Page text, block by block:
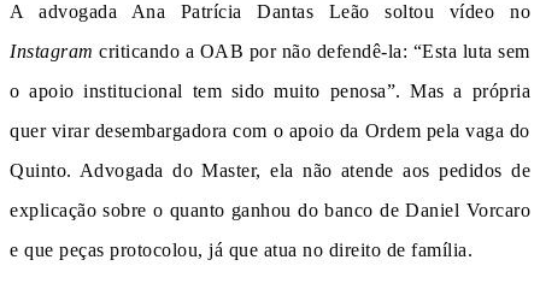
A advogada Ana Patrícia Dantas Leão soltou vídeo no
Instagram criticando a OAB por não defendê-la: “Esta luta sem
o apoio institucional tem sido muito penosa”. Mas a própria
quer virar desembargadora com o apoio da Ordem pela vaga do
Quinto. Advogada do Master, ela não atende aos pedidos de
explicação sobre o quanto ganhou do banco de Daniel Vorcaro
e que peças protocolou, já que atua no direito de família.